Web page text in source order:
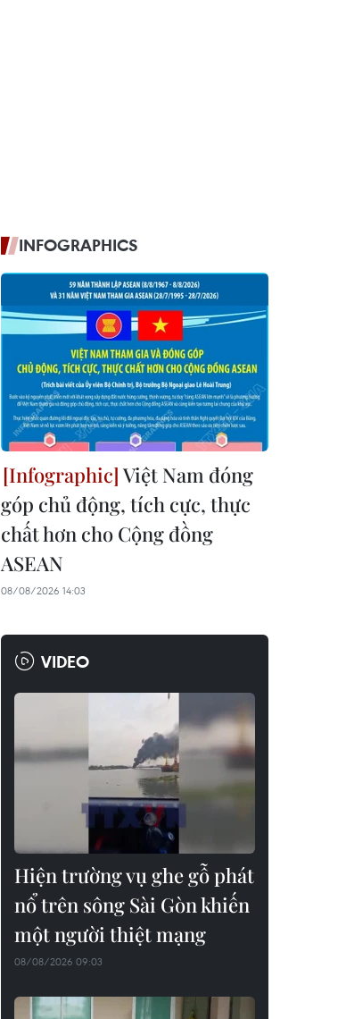
INFOGRAPHICS
Việt Nam đóng
góp chủ động, tích cực, thực
chất hơn cho Cộng đồng
ASEAN
08/08/2026 14:03
VIDEO
Hiện trường vụ ghe gỗ phát
nổ trên sông Sài Gòn khiến
một người thiệt mạng
08/08/2026 09:03